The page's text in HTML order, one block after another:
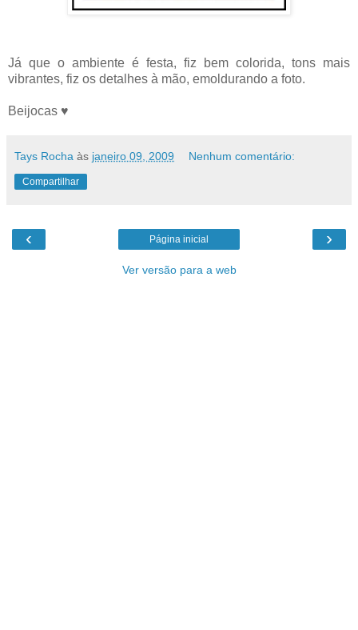
Já que o ambiente é festa, fiz bem colorida, tons mais
vibrantes, fiz os detalhes à mão, emoldurando a foto.
Beijocas ♥
Tays Rocha às janeiro 09, 2009 Nenhum comentário:
Compartilhar
‹ ›
Página inicial
Ver versão para a web